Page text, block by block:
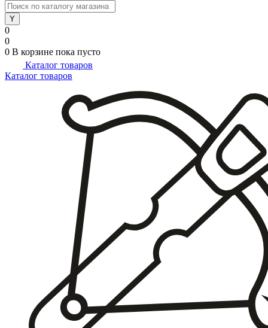
0
0
0 В корзине пока пусто
Каталог товаров
Каталог товаров